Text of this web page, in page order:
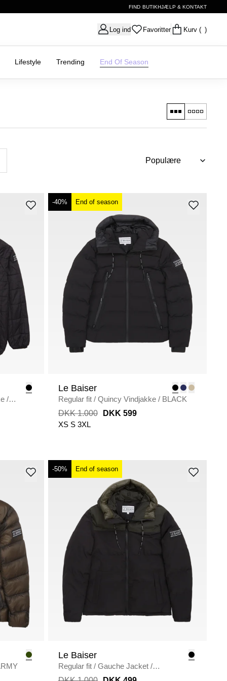
FIND BUTIKHJÆLP & KONTAKT
Log ind Favoritter Kurv ( )
Lifestyle Trending End Of Season
/
-40% End of season
Le Baiser
Regular fit / Quincy Vindjakke / BLACK
DKK 1.000
DKK 599
XS S 3XL
-50% End of season
Le Baiser
Regular fit / Gauche Jacket /
BLACK/ARMY